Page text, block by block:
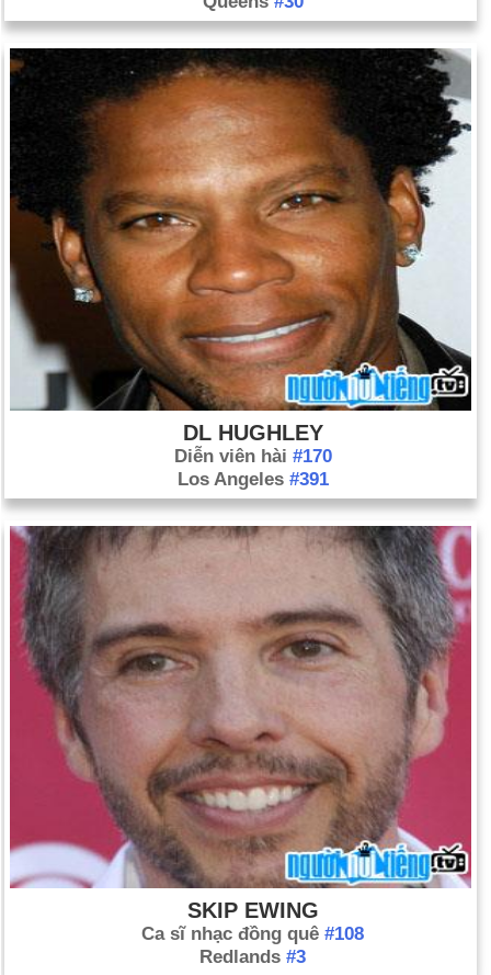
DL HUGHLEY
Diễn viên hài #170
Los Angeles #391
SKIP EWING
Ca sĩ nhạc đồng quê #108
Redlands #3